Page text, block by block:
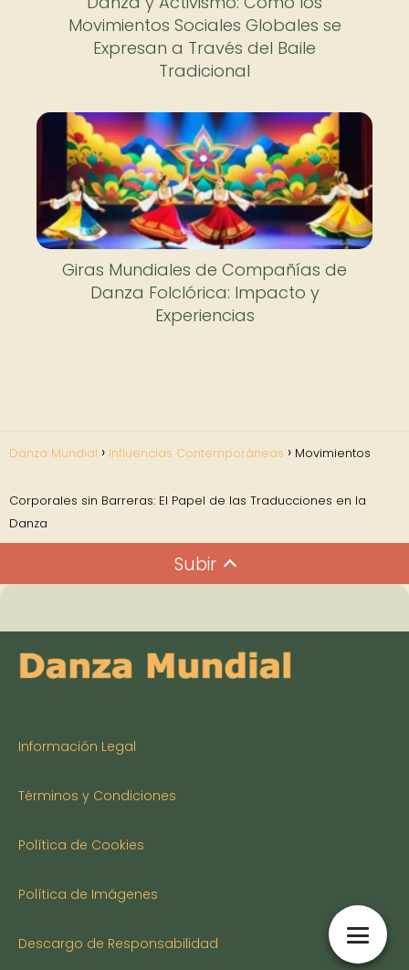
Movimientos Sociales Globales se
Expresan a Través del Baile
Tradicional
Giras Mundiales de Compañías de
Danza Folclórica: Impacto y
Experiencias
Danza Mundial Influencias Contemporáneas Movimientos
Corporales sin Barreras: El Papel de las Traducciones en la
Danza
Subir
Información Legal
Términos y Condiciones
Política de Cookies
Política de Imágenes
Descargo de Responsabilidad